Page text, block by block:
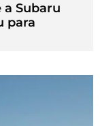
a Subaru
para